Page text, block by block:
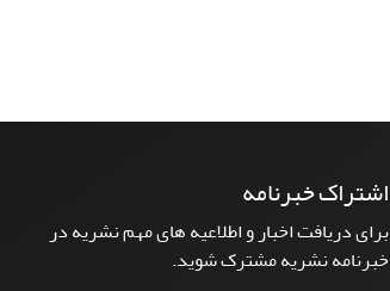
اشتراک خبرنامه
برای دریافت اخبار و اطلاعیه های مهم نشریه در
خبرنامه نشریه مشترک شوید.